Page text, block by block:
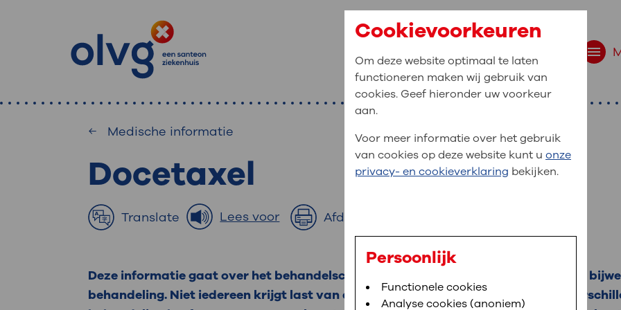
Primaire website navigatie
Home
: waar bent u naar op
Zoekwoorden
Veel gezocht: Bloedafname,MijnOLVG,Digitalisering
MijnOLVG
: veilig en online uw medische gegevens
MijnOLVG is het patiëntenportaal van OLVG. In MijnOLVG kunt u uw medische
gegevens zien. Op elk moment, wanneer het u uitkomt. OLVG breidt MijnOLVG
Medische informatie
Docetaxel
Translate Lees voor Afdrukken
Deze informatie gaat over het behandelschema van de chemotherapie en over de
behandeling. Niet iedereen krijgt last van deze bijwerkingen. Dit is per persoon
Cookievoorkeuren
Om deze website optimaal te laten
functioneren maken wij gebruik van
cookies. Geef hieronder uw voorkeur
aan.
Voor meer informatie over het gebruik
van cookies op deze website kunt u onze
privacy- en cookieverklaring bekijken.
Persoonlijk
Functionele cookies
Analyse cookies (anoniem)